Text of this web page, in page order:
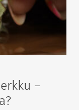
–